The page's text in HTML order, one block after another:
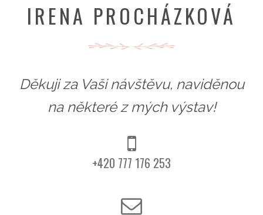
IRENA PROCHÁZKOVÁ
Děkuji za Vaši návštěvu, naviděnou
na některé z mých výstav!
+420 777 176 253